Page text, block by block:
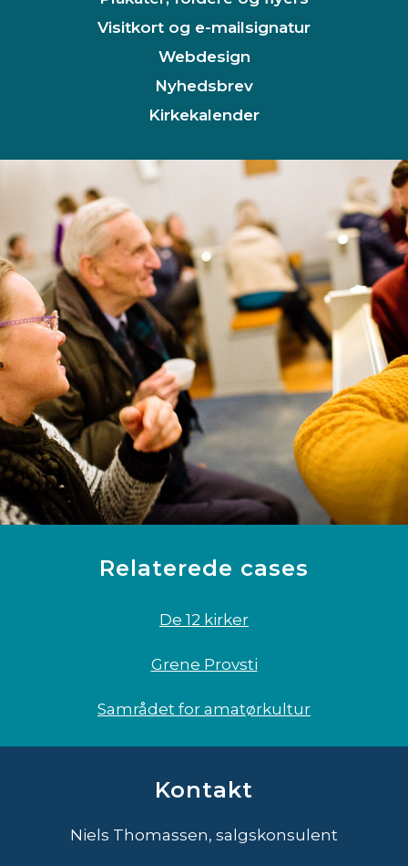
Visitkort og e-mailsignatur
Webdesign
Nyhedsbrev
Kirkekalender
Relaterede cases
De 12 kirker
Grene Provsti
Samrådet for amatørkultur
Kontakt
Niels Thomassen, salgskonsulent